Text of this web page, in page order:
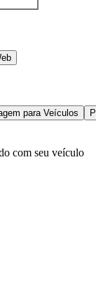
para Veículos
com seu veículo